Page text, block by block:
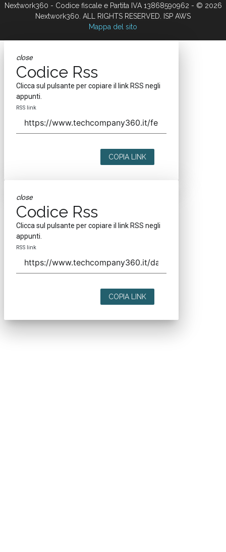
Nextwork360 - Codice fiscale e Partita IVA 13868590962 - © 2026
Nextwork360. ALL RIGHTS RESERVED. ISP AWS
Mappa del sito
close
Codice Rss
Clicca sul pulsante per copiare il link RSS negli
appunti.
RSS link
COPIA LINK
close
Codice Rss
Clicca sul pulsante per copiare il link RSS negli
appunti.
RSS link
COPIA LINK